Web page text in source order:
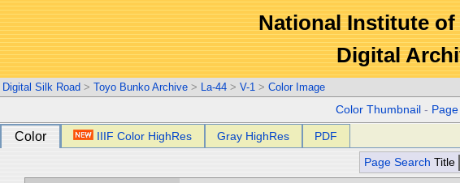
National Institute
Digital
Digital Silk Road > Toyo Bunko Archive > La-44 > V-1 > Color Image
Color Thumbnail -
Color IIIF Color HighRes Gray HighRes PDF
Page Search Title